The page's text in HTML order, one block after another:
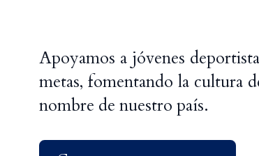
Apoyamos a jóvenes
metas, fomentando la cultura
nombre de nuestro país.